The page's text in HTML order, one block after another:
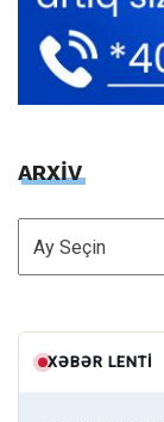
ARXİV
ARXİV
XƏBƏR LENTI